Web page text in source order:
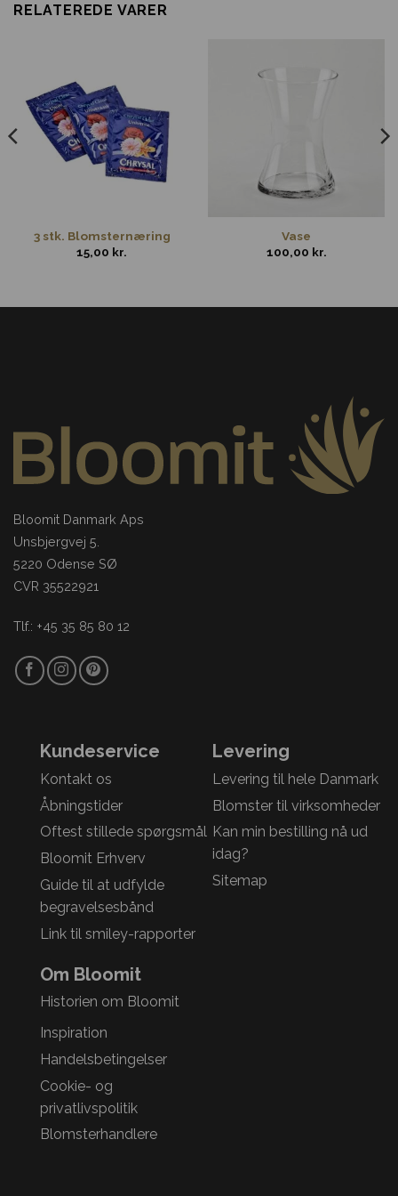
RELATEREDE VARER
3 stk. Blomsternæring
15,00 kr.
Vase
100,00 kr.
Bloomit Danmark Aps
Unsbjergvej 5.
5220 Odense SØ
CVR 35522921
Tlf.: +45 35 85 80 12
Kundeservice
Kontakt os
Åbningstider
Oftest stillede spørgsmål
Bloomit Erhverv
Guide til at udfylde
begravelsesbånd
Link til smiley-rapporter
Levering
Levering til hele Danmark
Blomster til virksomheder
Kan min bestilling nå ud
idag?
Sitemap
Om Bloomit
Historien om Bloomit
Inspiration
Handelsbetingelser
Cookie- og
privatlivspolitik
Blomsterhandlere